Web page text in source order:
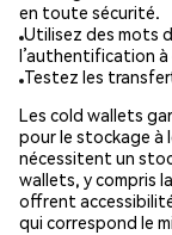
en toute sécurité.
Utilisez des mots
l’authentification à
Testez les
Les cold wallets
pour le stockage à
nécessitent un
wallets, y compris
offrent
qui correspond le